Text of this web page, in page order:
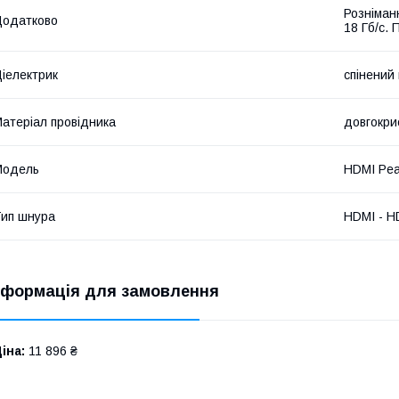
18 Гб/с.
провідника
HDMI
шнура HDMI -
для замовлення
11 896 ₴